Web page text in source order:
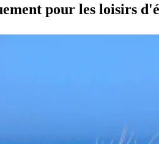
pour les loisirs